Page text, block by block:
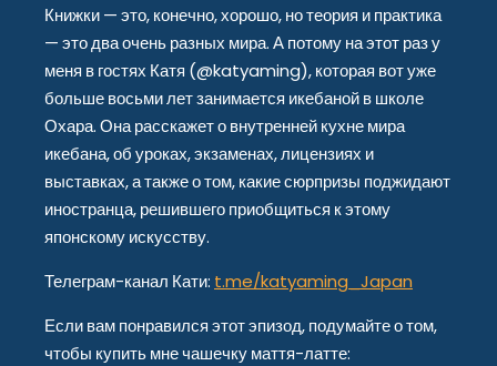
Книжки — это, конечно, хорошо, но теория и практика
— это два очень разных мира. А потому на этот раз у
меня в гостях Катя (@katyaming), которая вот уже
больше восьми лет занимается икебаной в школе
Охара. Она расскажет о внутренней кухне мира
икебана, об уроках, экзаменах, лицензиях и
выставках, а также о том, какие сюрпризы поджидают
иностранца, решившего приобщиться к этому
японскому искусству.
Телеграм-канал Кати: t.me/katyaming_Japan
Если вам понравился этот эпизод, подумайте о том,
чтобы купить мне чашечку маття-латте: